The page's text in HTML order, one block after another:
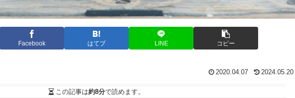
Facebook はてブ LINE コピー
2020.04.07 2024.05.20
この記事は約8分で読めます。